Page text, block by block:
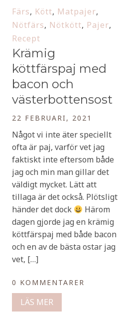
Färs, Kött, Matpajer,
Nötfärs, Nötkött, Pajer,
Recept
Krämig
köttfärspaj med
bacon och
västerbottensost
22 FEBRUARI, 2021
Något vi inte äter speciellt
ofta är paj, varför vet jag
faktiskt inte eftersom både
jag och min man gillar det
väldigt mycket. Lätt att
tillaga är det också. Plötsligt
händer det dock
Härom
dagen gjorde jag en krämig
köttfärspaj med både bacon
och en av de bästa ostar jag
vet, […]
0 KOMMENTARER
LÄS MER